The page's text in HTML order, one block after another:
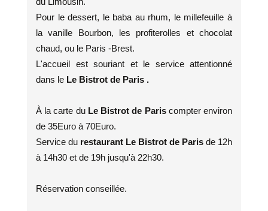
Pour le dessert, le baba au rhum, le millefeuille à
la vanille Bourbon, les profiterolles et chocolat
chaud, ou le Paris -Brest.
L'accueil est souriant et le service attentionné
dans le Le Bistrot de Paris .
À la carte du Le Bistrot de Paris compter environ
de 35Euro à 70Euro.
Service du restaurant Le Bistrot de Paris de 12h
à 14h30 et de 19h jusqu'à 22h30.
Réservation conseillée.